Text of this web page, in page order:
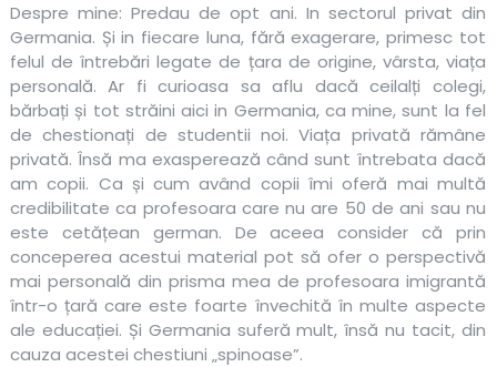
Despre mine: Predau de opt ani. In sectorul privat din
Germania. Și in fiecare luna, fără exagerare, primesc tot
felul de întrebări legate de țara de origine, vârsta, viața
personală. Ar fi curioasa sa aflu dacă ceilalți colegi,
bărbați și tot străini aici in Germania, ca mine, sunt la fel
de chestionați de studentii noi. Viața privată rămâne
privată. Însă ma exasperează când sunt întrebata dacă
am copii. Ca și cum având copii îmi oferă mai multă
credibilitate ca profesoara care nu are 50 de ani sau nu
este cetățean german. De aceea consider că prin
conceperea acestui material pot să ofer o perspectivă
mai personală din prisma mea de profesoara imigrantă
într-o țară care este foarte învechită în multe aspecte
ale educației. Și Germania suferă mult, însă nu tacit, din
cauza acestei chestiuni „spinoase”.